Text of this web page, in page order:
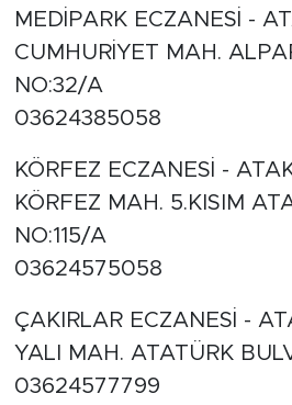
MEDİPARK ECZANESİ -
CUMHURİYET MAH.
NO:32/A
03624385058
KÖRFEZ ECZANESİ -
KÖRFEZ MAH. 5.KISIM
NO:115/A
03624575058
ÇAKIRLAR ECZANESİ -
YALI MAH. ATATÜRK
03624577799